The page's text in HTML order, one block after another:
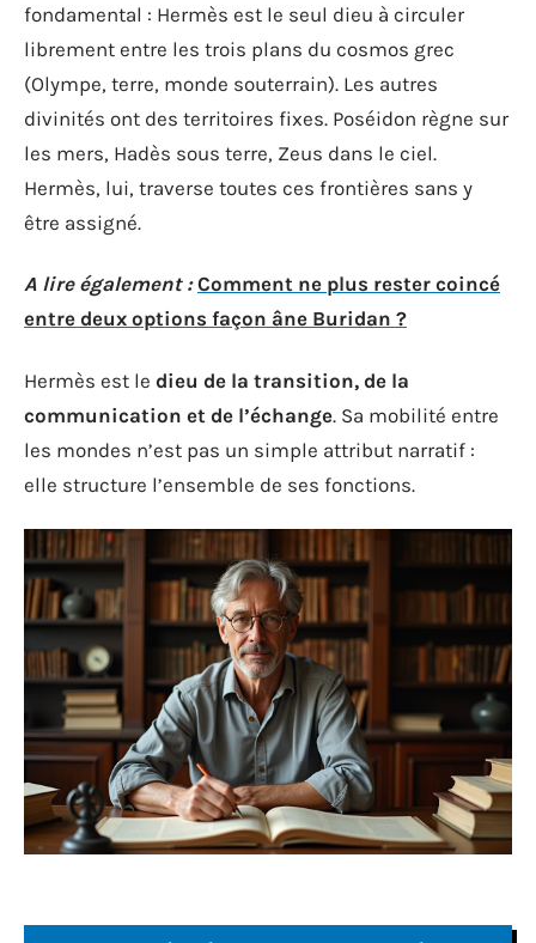
fondamental : Hermès est le seul dieu à circuler
librement entre les trois plans du cosmos grec
(Olympe, terre, monde souterrain). Les autres
divinités ont des territoires fixes. Poséidon règne sur
les mers, Hadès sous terre, Zeus dans le ciel.
Hermès, lui, traverse toutes ces frontières sans y
être assigné.
A lire également : Comment ne plus rester coincé
entre deux options façon âne Buridan ?
Hermès est le dieu de la transition, de la
communication et de l’échange. Sa mobilité entre
les mondes n’est pas un simple attribut narratif :
elle structure l’ensemble de ses fonctions.